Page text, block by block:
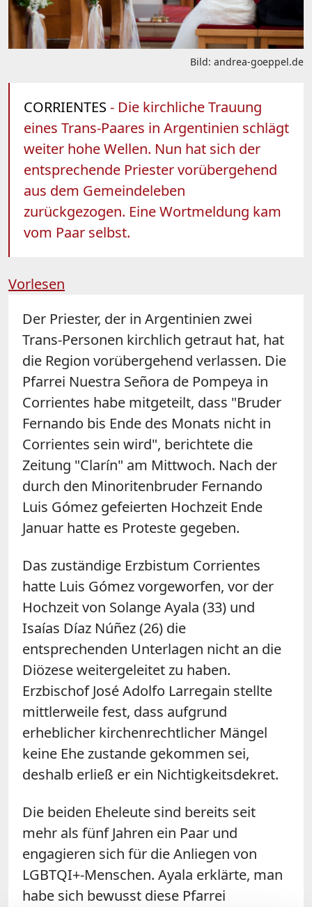
Bild: andrea-goeppel.de
CORRIENTES - Die kirchliche Trauung
eines Trans-Paares in Argentinien schlägt
weiter hohe Wellen. Nun hat sich der
entsprechende Priester vorübergehend
aus dem Gemeindeleben
zurückgezogen. Eine Wortmeldung kam
vom Paar selbst.
Vorlesen
Der Priester, der in Argentinien zwei
Trans-Personen kirchlich getraut hat, hat
die Region vorübergehend verlassen. Die
Pfarrei Nuestra Señora de Pompeya in
Corrientes habe mitgeteilt, dass "Bruder
Fernando bis Ende des Monats nicht in
Corrientes sein wird", berichtete die
Zeitung "Clarín" am Mittwoch. Nach der
durch den Minoritenbruder Fernando
Luis Gómez gefeierten Hochzeit Ende
Januar hatte es Proteste gegeben.
Das zuständige Erzbistum Corrientes
hatte Luis Gómez vorgeworfen, vor der
Hochzeit von Solange Ayala (33) und
Isaías Díaz Núñez (26) die
entsprechenden Unterlagen nicht an die
Diözese weitergeleitet zu haben.
Erzbischof José Adolfo Larregain stellte
mittlerweile fest, dass aufgrund
erheblicher kirchenrechtlicher Mängel
keine Ehe zustande gekommen sei,
deshalb erließ er ein Nichtigkeitsdekret.
Die beiden Eheleute sind bereits seit
mehr als fünf Jahren ein Paar und
engagieren sich für die Anliegen von
LGBTQI+-Menschen. Ayala erklärte, man
habe sich bewusst diese Pfarrei